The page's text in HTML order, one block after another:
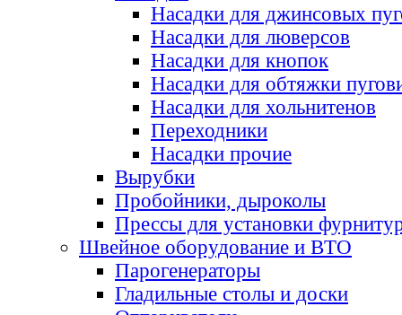
Насадки для джинсовых
Насадки для люверсов
Насадки для кнопок
Насадки для обтяжки
Насадки для хольнитенов
Переходники
Насадки прочие
Вырубки
Пробойники, дыроколы
Прессы для установки
Швейное оборудование и ВТО
Парогенераторы
Гладильные столы и доски